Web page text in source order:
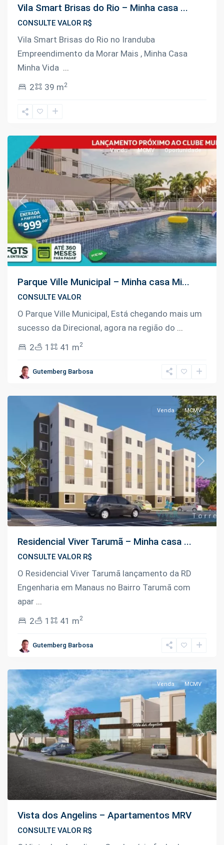
Vila Smart Brisas do Rio – Minha casa ...
CONSULTE VALOR R$
Vila Smart Brisas do Rio no Iranduba
Empreendimento da Morar Mais , Minha Casa
Minha Vida ...
2
39 m2
Alvorada
Previous Next
Venda MCMV Oportunidade
Parque Ville Municipal – Minha casa Mi...
CONSULTE VALOR
O Parque Ville Municipal, Está chegando mais um
sucesso da Direcional, agora na região do ...
2
1 41 m2
Gutemberg Barbosa
Tarumã,
Previous Next
Venda MCMV
Residencial Viver Tarumã – Minha casa ...
CONSULTE VALOR R$
O Residencial Viver Tarumã lançamento da RD
Engenharia em Manaus no Bairro Tarumã com
apar ...
2
1 41 m2
Gutemberg Barbosa
Vale,
Previous Next
Venda MCMV
Vista dos Angelins – Apartamentos MRV
CONSULTE VALOR R$
km